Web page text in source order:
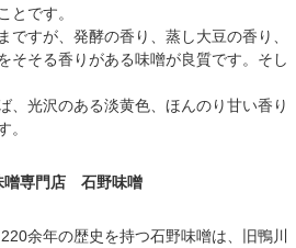
とです。
ですが、発酵の香り、蒸し大豆の香り、
そそる香りがある味噌が良質です。そし
、光沢のある淡黄色、ほんのり甘い香り
。
噌専門店 石野味噌
余年の歴史を持つ石野味噌は、旧鴨川